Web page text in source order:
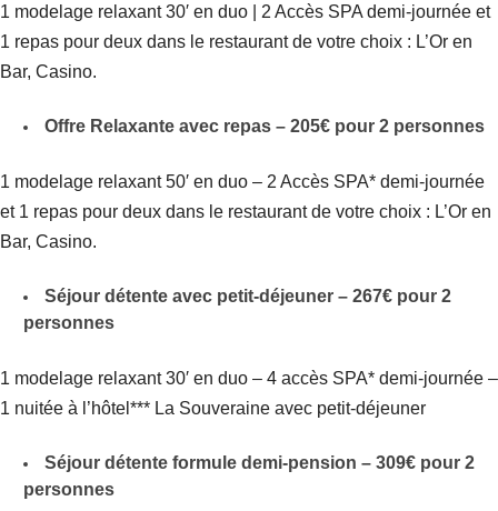
1 modelage relaxant 30′ en duo | 2 Accès SPA demi-journée et
1 repas pour deux dans le restaurant de votre choix : L’Or en
Bar, Casino.
Offre Relaxante avec repas – 205€ pour 2 personnes
1 modelage relaxant 50′ en duo – 2 Accès SPA* demi-journée
et 1 repas pour deux dans le restaurant de votre choix : L’Or en
Bar, Casino.
Séjour détente avec petit-déjeuner – 267€ pour 2
personnes
1 modelage relaxant 30′ en duo – 4 accès SPA* demi-journée –
1 nuitée à l’hôtel*** La Souveraine avec petit-déjeuner
Séjour détente formule demi-pension – 309€ pour 2
personnes